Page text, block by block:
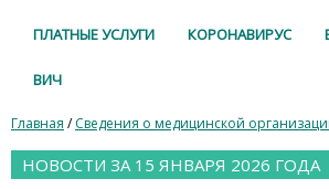
ПЛАТНЫЕ УСЛУГИ КОРОНАВИРУС
ВИЧ
Главная /Сведения о медицинской
НОВОСТИ ЗА 15 ЯНВАРЯ 2026 ГОДА